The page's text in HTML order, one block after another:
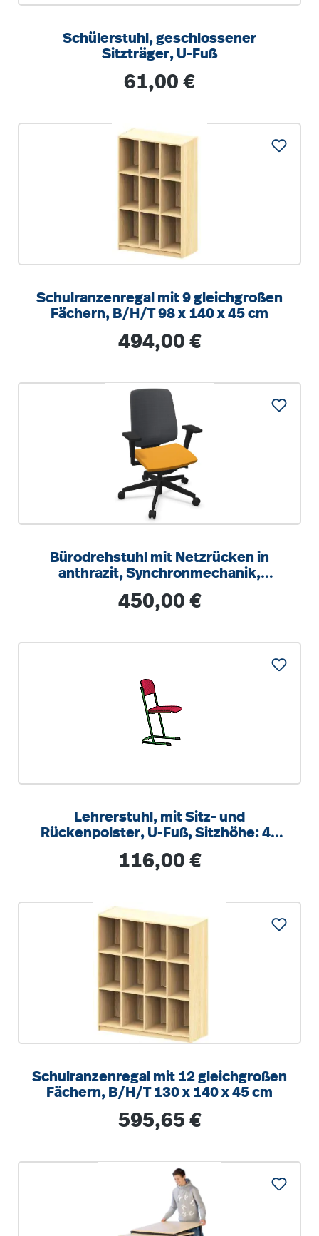
Schülerstuhl, geschlossener
Sitzträger, U-Fuß
Regulärer Preis:
61,00 €
Schulranzenregal mit 9 gleichgroßen
Fächern, B/H/T 98 x 140 x 45 cm
Regulärer Preis:
494,00 €
Bürodrehstuhl mit Netzrücken in
anthrazit, Synchronmechanik,
Regulärer Preis:
450,00 €
Lehrerstuhl, mit Sitz- und
Rückenpolster, U-Fuß, Sitzhöhe: 46
Regulärer Preis:
116,00 €
Schulranzenregal mit 12 gleichgroßen
Fächern, B/H/T 130 x 140 x 45 cm
Regulärer Preis:
595,65 €